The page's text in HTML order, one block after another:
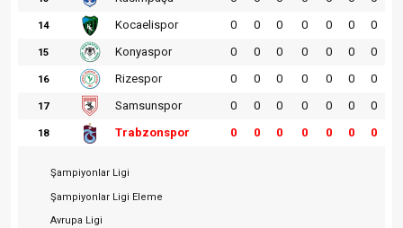
14 Kocaelispor 0 0 0 0 0 0 0
15 Konyaspor 0 0 0 0 0 0 0
16 Rizespor 0 0 0 0 0 0 0
17 Samsunspor 0 0 0 0 0 0 0
18 Trabzonspor 0 0 0 0 0 0 0
Şampiyonlar Ligi
Şampiyonlar Ligi Eleme
Avrupa Ligi